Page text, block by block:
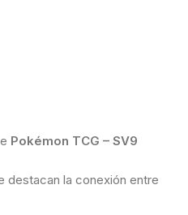
Pokémon TCG – SV9
destacan la conexión entre